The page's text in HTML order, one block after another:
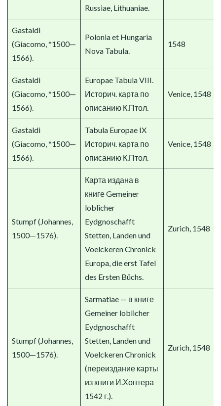
Russiae, Lithuaniae.
Gastaldi
(Giacomo, *1500—
1566).
Polonia et Hungaria
Nova Tabula.
1548
Gastaldi
(Giacomo, *1500—
1566).
Europae Tabula VIII.
Историч. карта по
описанию К.Птол.
Venice, 1548
Gastaldi
(Giacomo, *1500—
1566).
Tabula Europae IX
Историч. карта по
описанию К.Птол.
Venice, 1548
Stumpf (Johannes,
1500—1576).
Карта издана в
книге Gemeiner
loblicher
Eydgnoschafft
Stetten, Landen und
Voelckeren Chronick
Europa, die erst Tafel
des Ersten Büchs.
Zurich, 1548
Stumpf (Johannes,
1500—1576).
Sarmatiae — в книге
Gemeiner loblicher
Eydgnoschafft
Stetten, Landen und
Voelckeren Chronick
(переиздание карты
из книги И.Хонтера
1542 г.).
Zurich, 1548